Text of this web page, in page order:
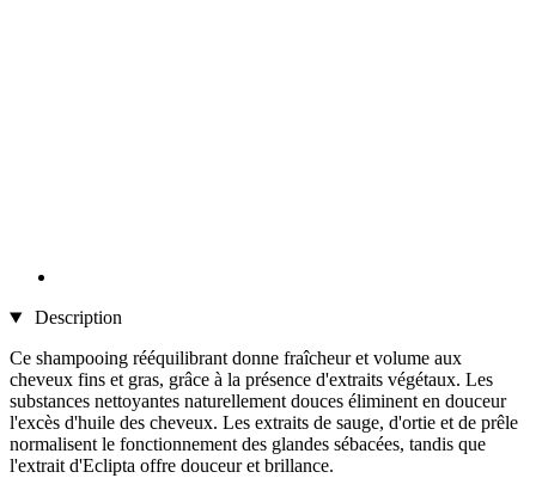
Description
Ce shampooing rééquilibrant donne fraîcheur et volume aux
cheveux fins et gras, grâce à la présence d'extraits végétaux. Les
substances nettoyantes naturellement douces éliminent en douceur
l'excès d'huile des cheveux. Les extraits de sauge, d'ortie et de prêle
normalisent le fonctionnement des glandes sébacées, tandis que
l'extrait d'Eclipta offre douceur et brillance.